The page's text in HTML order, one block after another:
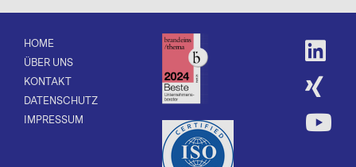
HOME
ÜBER UNS
KONTAKT
DATENSCHUTZ
IMPRESSUM